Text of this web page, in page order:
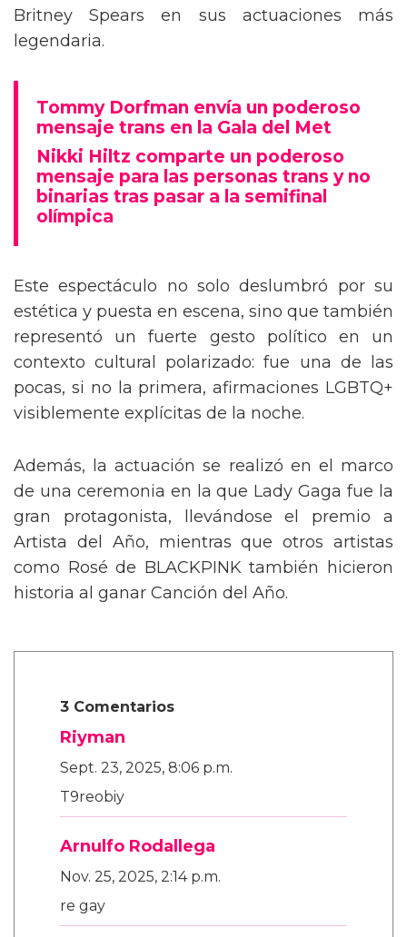
Britney Spears en sus actuaciones más
legendaria.
Tommy Dorfman envía un poderoso
mensaje trans en la Gala del Met
Nikki Hiltz comparte un poderoso
mensaje para las personas trans y no
binarias tras pasar a la semifinal
olímpica
Este espectáculo no solo deslumbró por su
estética y puesta en escena, sino que también
representó un fuerte gesto político en un
contexto cultural polarizado: fue una de las
pocas, si no la primera, afirmaciones LGBTQ+
visiblemente explícitas de la noche.
Además, la actuación se realizó en el marco
de una ceremonia en la que Lady Gaga fue la
gran protagonista, llevándose el premio a
Artista del Año, mientras que otros artistas
como Rosé de BLACKPINK también hicieron
historia al ganar Canción del Año.
3 Comentarios
Riyman
Sept. 23, 2025, 8:06 p.m.
T9reobiy
Arnulfo Rodallega
Nov. 25, 2025, 2:14 p.m.
re gay